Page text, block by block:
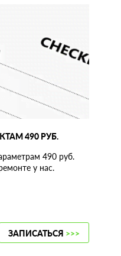
490 РУБ.
490 руб.
у нас.
ЗАПИСАТЬСЯ >>>